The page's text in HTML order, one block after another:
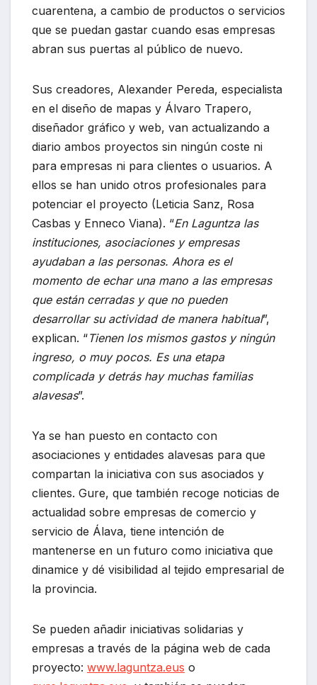
cuarentena, a cambio de productos o servicios
que se puedan gastar cuando esas empresas
abran sus puertas al público de nuevo.
Sus creadores, Alexander Pereda, especialista
en el diseño de mapas y Álvaro Trapero,
diseñador gráfico y web, van actualizando a
diario ambos proyectos sin ningún coste ni
para empresas ni para clientes o usuarios. A
ellos se han unido otros profesionales para
potenciar el proyecto (Leticia Sanz, Rosa
Casbas y Enneco Viana). “En Laguntza las
instituciones, asociaciones y empresas
ayudaban a las personas. Ahora es el
momento de echar una mano a las empresas
que están cerradas y que no pueden
desarrollar su actividad de manera habitual”,
explican. “Tienen los mismos gastos y ningún
ingreso, o muy pocos. Es una etapa
complicada y detrás hay muchas familias
alavesas”.
Ya se han puesto en contacto con
asociaciones y entidades alavesas para que
compartan la iniciativa con sus asociados y
clientes. Gure, que también recoge noticias de
actualidad sobre empresas de comercio y
servicio de Álava, tiene intención de
mantenerse en un futuro como iniciativa que
dinamice y dé visibilidad al tejido empresarial de
la provincia.
Se pueden añadir iniciativas solidarias y
empresas a través de la página web de cada
proyecto: www.laguntza.eus o